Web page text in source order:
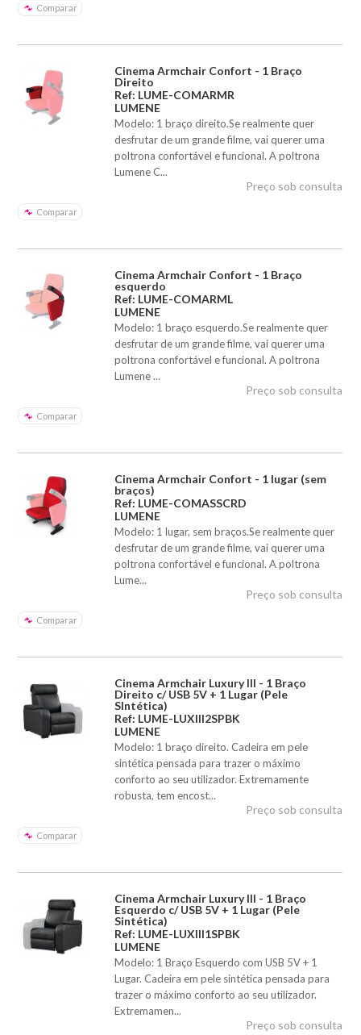
Comparar
Cinema Armchair Confort - 1 Braço
Direito
Ref: LUME-COMARMR
LUMENE
Modelo: 1 braço direito.Se realmente quer
desfrutar de um grande filme, vai querer uma
poltrona confortável e funcional. A poltrona
Lumene C...
Comparar
Preço sob consulta
Cinema Armchair Confort - 1 Braço
esquerdo
Ref: LUME-COMARML
LUMENE
Modelo: 1 braço esquerdo.Se realmente quer
desfrutar de um grande filme, vai querer uma
poltrona confortável e funcional. A poltrona
Lumene ...
Comparar
Preço sob consulta
Cinema Armchair Confort - 1 lugar (sem
braços)
Ref: LUME-COMASSCRD
LUMENE
Modelo: 1 lugar, sem braços.Se realmente quer
desfrutar de um grande filme, vai querer uma
poltrona confortável e funcional. A poltrona
Lume...
Comparar
Preço sob consulta
Cinema Armchair Luxury III - 1 Braço
Direito c/ USB 5V + 1 Lugar (Pele
SIntética)
Ref: LUME-LUXIII2SPBK
LUMENE
Modelo: 1 braço direito. Cadeira em pele
sintética pensada para trazer o máximo
conforto ao seu utilizador. Extremamente
robusta, tem encost...
Comparar
Preço sob consulta
Cinema Armchair Luxury III - 1 Braço
Esquerdo c/ USB 5V + 1 Lugar (Pele
Sintética)
Ref: LUME-LUXIII1SPBK
LUMENE
Modelo: 1 Braço Esquerdo com USB 5V + 1
Lugar. Cadeira em pele sintética pensada para
trazer o máximo conforto ao seu utilizador.
Extremamen...
Preço sob consulta